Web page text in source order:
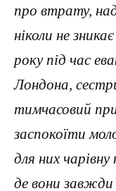
про втрату,
ніколи не
року під час
Лондона,
тимчасовий
заспокоїти
для них
де вони завжди